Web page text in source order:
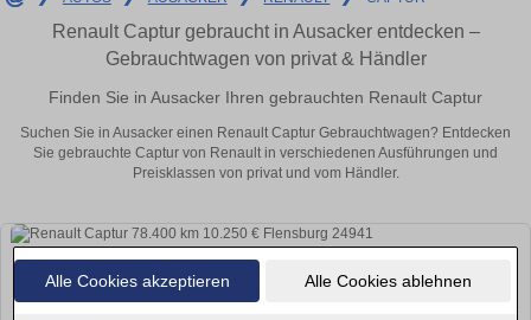
Alle Cookies akzeptieren Alle Cookies ablehnen
Renault Captur gebraucht in Ausacker entdecken –
Gebrauchtwagen von privat & Händler
Finden Sie in Ausacker Ihren gebrauchten Renault Captur
Suchen Sie in Ausacker einen Renault Captur Gebrauchtwagen? Entdecken
Sie gebrauchte Captur von Renault in verschiedenen Ausführungen und
Preisklassen von privat und vom Händler.